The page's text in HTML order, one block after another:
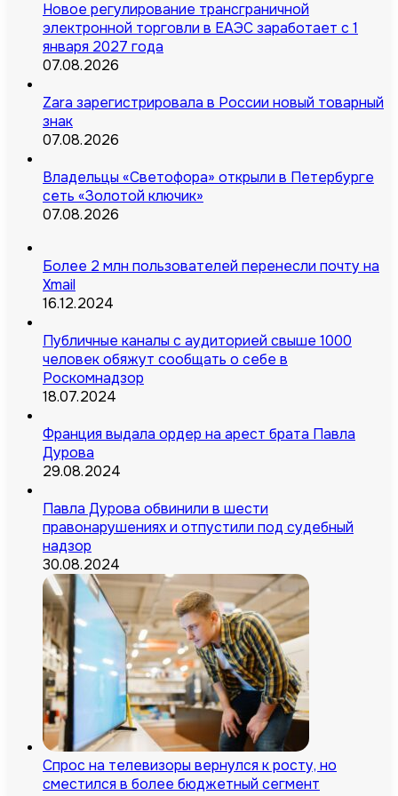
Новое регулирование трансграничной
электронной торговли в ЕАЭС заработает с 1
января 2027 года
07.08.2026
Zara зарегистрировала в России новый товарный
знак
07.08.2026
Владельцы «Светофора» открыли в Петербурге
сеть «Золотой ключик»
07.08.2026
Более 2 млн пользователей перенесли почту на
Xmail
16.12.2024
Публичные каналы с аудиторией свыше 1000
человек обяжут сообщать о себе в
Роскомнадзор
18.07.2024
Франция выдала ордер на арест брата Павла
Дурова
29.08.2024
Павла Дурова обвинили в шести
правонарушениях и отпустили под судебный
надзор
30.08.2024
Спрос на телевизоры вернулся к росту, но
сместился в более бюджетный сегмент